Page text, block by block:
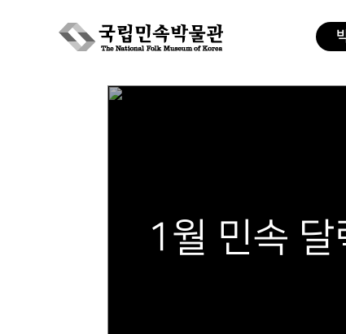
Skip
1월 민속 달